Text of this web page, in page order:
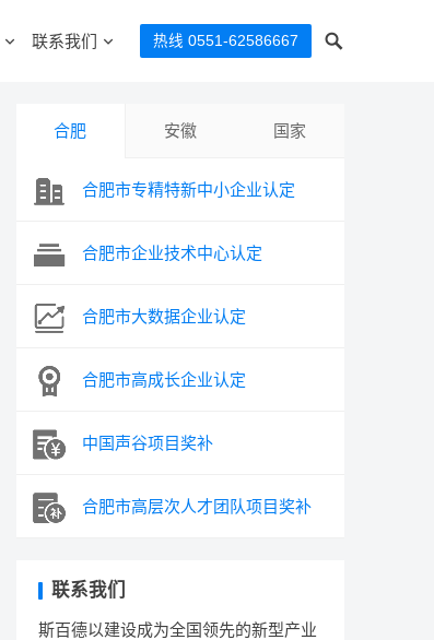
联系我们 热线 0551-62586667
合肥 安徽 国家
合肥市专精特新中小企业认定
合肥市企业技术中心认定
合肥市大数据企业认定
合肥市高成长企业认定
中国声谷项目奖补
合肥市高层次人才团队项目奖补
联系我们
斯百德以建设成为全国领先的新型产业